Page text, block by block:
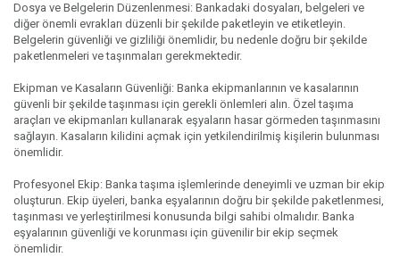
Dosya ve Belgelerin Düzenlenmesi: Bankadaki dosyaları, belgeleri ve
diğer önemli evrakları düzenli bir şekilde paketleyin ve etiketleyin.
Belgelerin güvenliği ve gizliliği önemlidir, bu nedenle doğru bir şekilde
paketlenmeleri ve taşınmaları gerekmektedir.
Ekipman ve Kasaların Güvenliği: Banka ekipmanlarının ve kasalarının
güvenli bir şekilde taşınması için gerekli önlemleri alın. Özel taşıma
araçları ve ekipmanları kullanarak eşyaların hasar görmeden taşınmasını
sağlayın. Kasaların kilidini açmak için yetkilendirilmiş kişilerin bulunması
önemlidir.
Profesyonel Ekip: Banka taşıma işlemlerinde deneyimli ve uzman bir ekip
oluşturun. Ekip üyeleri, banka eşyalarının doğru bir şekilde paketlenmesi,
taşınması ve yerleştirilmesi konusunda bilgi sahibi olmalıdır. Banka
eşyalarının güvenliği ve korunması için güvenilir bir ekip seçmek
önemlidir.